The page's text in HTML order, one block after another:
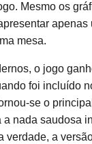
Mesmo os
apenas
mesa.
o jogo
foi incluído
se o
a nada saudosa
verdade, a